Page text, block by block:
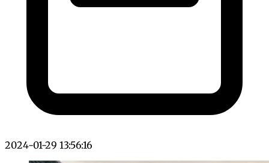
2024-01-29 13:56:16